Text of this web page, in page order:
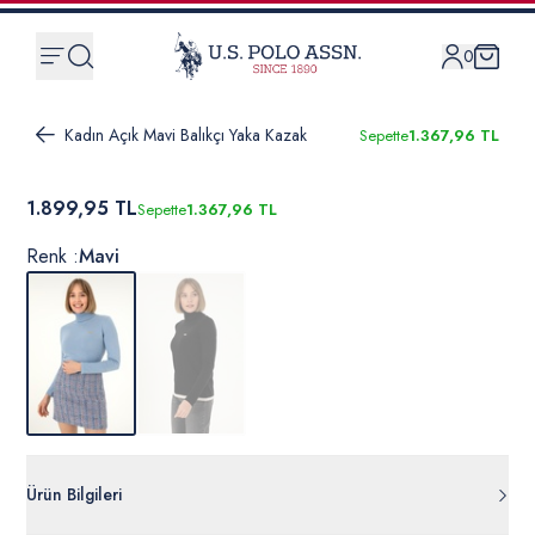
0
Kadın Açık Mavi Balıkçı Yaka Kazak Sepette1.367,96 TL
1.899,95 TLSepette1.367,96 TL
Renk :Mavi
Ürün Bilgileri